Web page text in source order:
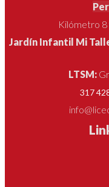
Kilómetro 8
Jardín Infantil Mi
LTSM:
317